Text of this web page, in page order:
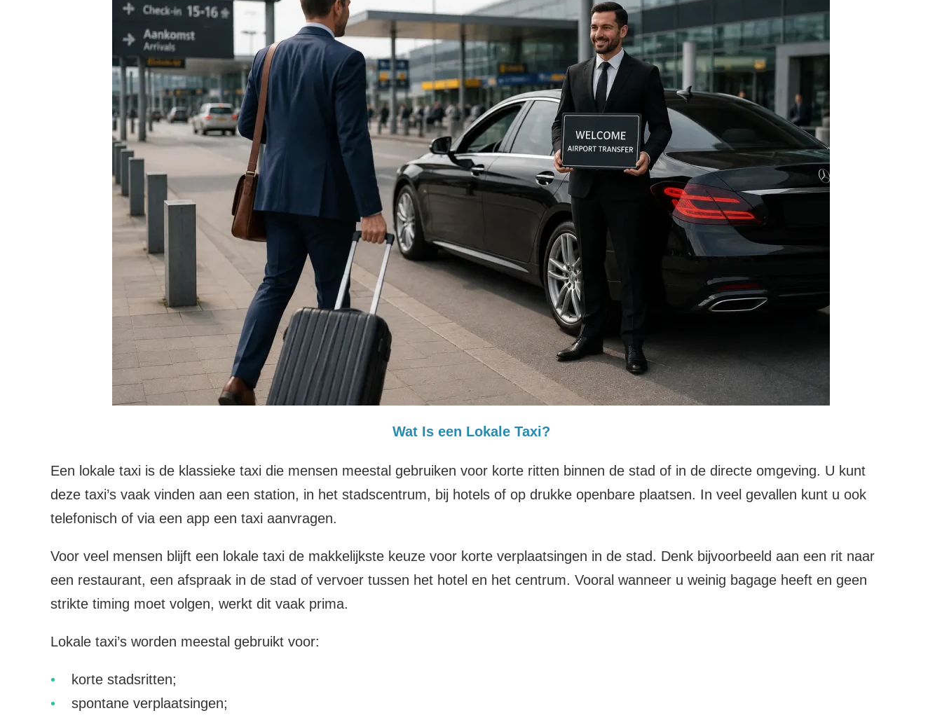
Wat Is een Lokale Taxi?
Een lokale taxi is de klassieke taxi die mensen meestal gebruiken voor korte ritten binnen de stad of in de directe omgeving. U kunt
deze taxi’s vaak vinden aan een station, in het stadscentrum, bij hotels of op drukke openbare plaatsen. In veel gevallen kunt u ook
telefonisch of via een app een taxi aanvragen.
Voor veel mensen blijft een lokale taxi de makkelijkste keuze voor korte verplaatsingen in de stad. Denk bijvoorbeeld aan een rit naar
een restaurant, een afspraak in de stad of vervoer tussen het hotel en het centrum. Vooral wanneer u weinig bagage heeft en geen
strikte timing moet volgen, werkt dit vaak prima.
Lokale taxi’s worden meestal gebruikt voor:
korte stadsritten;
spontane verplaatsingen;